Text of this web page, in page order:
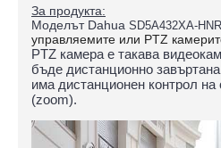
За продукта:
Моделът Dahua SD5A432XA-HNR
управляемите или PTZ
PTZ камера е такава
бъде дистанционно
има дистанционен контрол на
(zoom).